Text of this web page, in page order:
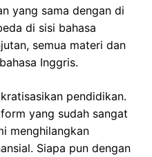
yang sama dengan di
di sisi bahasa
semua materi dan
Inggris.
pendidikan.
yang sudah sangat
menghilangkan
Siapa pun dengan